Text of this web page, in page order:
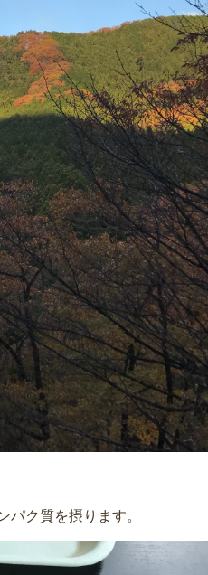
ク質を摂ります。